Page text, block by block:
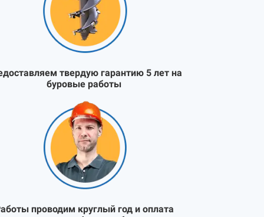
твердую гарантию 5 лет на
буровые работы
проводим круглый год и оплата